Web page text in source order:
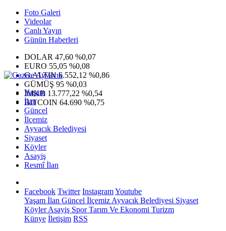
Foto Galeri
Videolar
Canlı Yayın
Günün Haberleri
DOLAR 47,60 %0,07
EURO 55,05 %0,08
G.ALTIN6.552,12 %0,86
GÜMÜŞ 95 %0,03
IMKB 13.777,22 %0,54
BITCOIN 64.690 %0,75
Yaşam
İlan
Güncel
İlçemiz
Ayvacık Belediyesi
Siyaset
Köyler
Asayiş
Resmî İlan
Facebook Twitter InstagramYoutube
Yaşam İlan Güncel İlçemiz Ayvacık Belediyesi Siyaset
KöylerAsayiş SporTarım Ve Ekonomi Turizm
Künye İletişim RSS